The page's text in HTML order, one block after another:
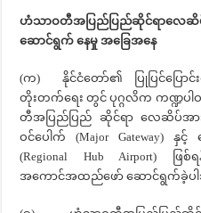
ဟံသာဝတီအပြည်ပြည်ဆိုင်ရာလ
ဆောင်ရွက် နေမှု အ‌ခြေအနေ
(က) နိုင်ငံတော်၏ ပြုပြင်ပြောင်
တိုးတက်ရေး တွင် ပုဂ္ဂလိက ကဏ္ဍပ
တီအပြည်ပြည် ဆိုင်ရာ လေဆိပ်အား
ဝင်ပေါက် (Major Gateway)
(Regional Hub Airport)
အကောင်အထည်ဖော် ဆောင်ရွက်ခဲ့ပ